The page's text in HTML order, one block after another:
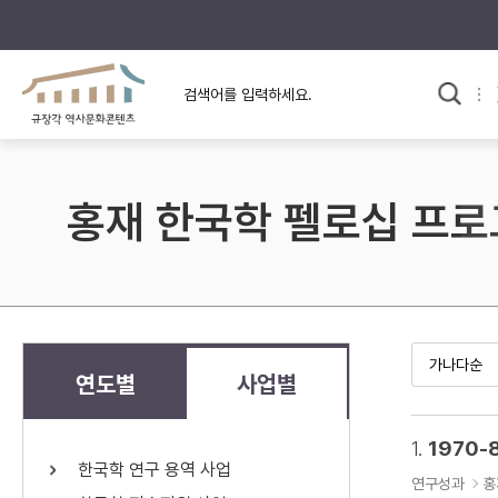
규장각의 어제와 오늘
규장각 소개영상
사료와 문학으로 본
고대
고려
조선 후기
근대
검색 연산자 사용안내
홍재 한국학 펠로십 프
연도별 사업별
한국학 연구 용역 사업
1. 1970-
연구성과